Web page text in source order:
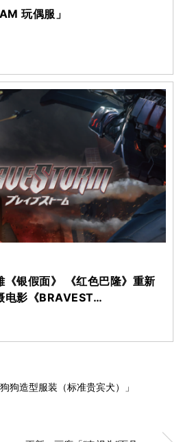
玩偶服」
《银假面》 《红色巴隆》重新
电影《BRAVEST…
狗造型服装（标准贵宾犬）」